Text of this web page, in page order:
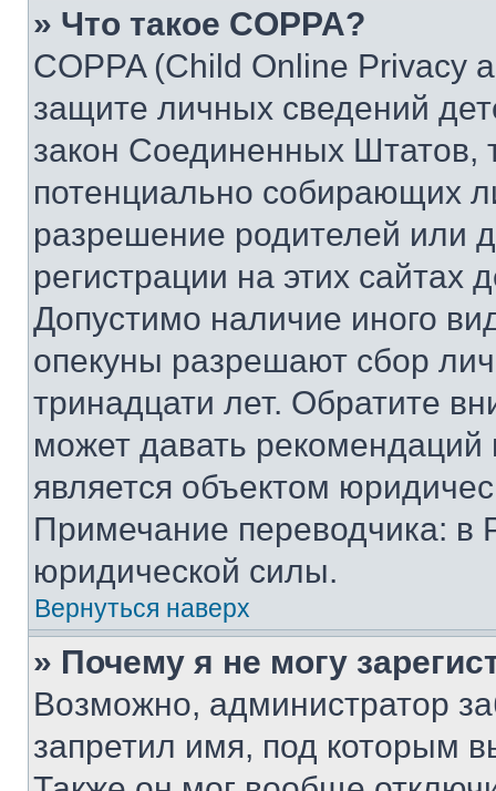
» Что такое COPPA?
COPPA (Child Online Privacy
защите личных сведений
закон Соединенных Штатов,
потенциально собирающих
разрешение родителей или
регистрации на этих сайтах
Допустимо наличие иного
опекуны разрешают сбор
тринадцати лет. Обратите
может давать
является объектом
Примечание переводчика: в
юридической силы.
Вернуться наверх
» Почему я не могу
Возможно, администратор
запретил имя, под которым